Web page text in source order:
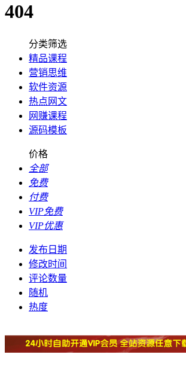
404
分类筛选
精品课程
营销思维
软件资源
热点网文
网赚课程
源码模板
价格
全部
免费
付费
VIP免费
VIP优惠
发布日期
修改时间
评论数量
随机
热度